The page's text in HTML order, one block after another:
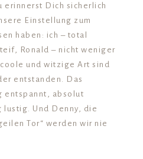
erinnerst Dich sicherlich
Einstellung zum
haben: ich – total
Ronald – nicht weniger
und witzige Art sind
entstanden. Das
entspannt, absolut
lustig. Und Denny, die
Tor“ werden wir nie